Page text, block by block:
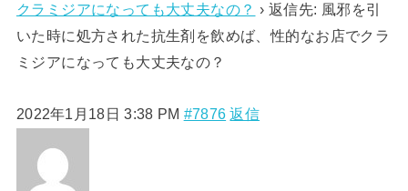
クラミジアになっても大丈夫なの？ › 返信先: 風邪を引
いた時に処方された抗生剤を飲めば、性的なお店でクラ
ミジアになっても大丈夫なの？
2022年1月18日 3:38 PM #7876 返信